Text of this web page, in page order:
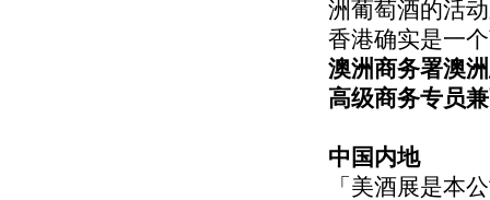
洲葡萄酒的活
香港确实是一
澳洲商务署澳
高级商务专员
中国内地
「美酒展是本